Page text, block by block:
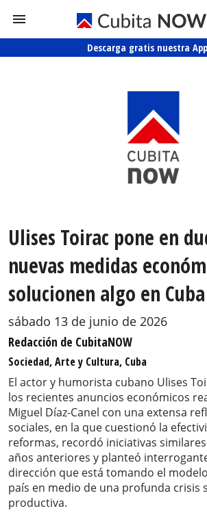
Descarga gratis nuestra App
Ulises Toirac pone en
nuevas medidas
solucionen algo en Cuba
sábado 13 de junio de 2026
Redacción de CubitaNOW
Sociedad, Arte y Cultura, Cuba
El actor y humorista cubano Ulises
los recientes anuncios económicos
Miguel Díaz-Canel con una extensa
sociales, en la que cuestionó la
reformas, recordó iniciativas
años anteriores y planteó
dirección que está tomando el
país en medio de una profunda crisis
productiva.